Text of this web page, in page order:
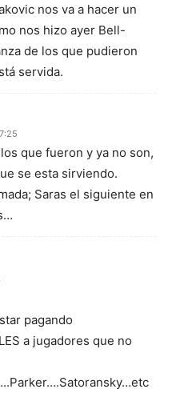
nos va a hacer un
nos hizo ayer Bell-
de los que pudieron
servida.
que fueron y ya no son,
se esta sirviendo.
Saras el siguiente en
pagando
a jugadores que no